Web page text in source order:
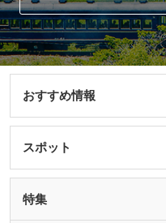
おすすめ情報
スポット
特集